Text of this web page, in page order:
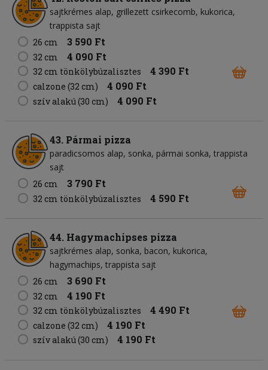
sajtkrémes alap grillezett csirkecomb kukorica
trappista sajt
26 cm
3 590 Ft
32 cm 4 090 Ft
32 cm tönkölybúzalisztes 4 390 Ft
calzone (32 cm) 4 090 Ft
szív alakú (30 cm) 4 090 Ft
43. Pármai pizza
paradicsomos alap sonka pármai sonka trappista
sajt
26 cm
3 790 Ft
32 cm tönkölybúzalisztes 4 590 Ft
44. Hagymachipses pizza
sajtkrémes alap sonka bacon kukorica
hagymachips trappista sajt
26 cm
3 690 Ft
32 cm 4 190 Ft
32 cm tönkölybúzalisztes 4 490 Ft
calzone (32 cm) 4 190 Ft
szív alakú (30 cm) 4 190 Ft